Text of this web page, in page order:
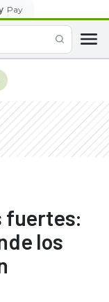
Pay
fuertes:
los